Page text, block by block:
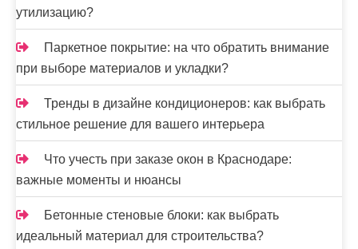
утилизацию?
Паркетное покрытие: на что обратить внимание
при выборе материалов и укладки?
Тренды в дизайне кондиционеров: как выбрать
стильное решение для вашего интерьера
Что учесть при заказе окон в Краснодаре:
важные моменты и нюансы
Бетонные стеновые блоки: как выбрать
идеальный материал для строительства?